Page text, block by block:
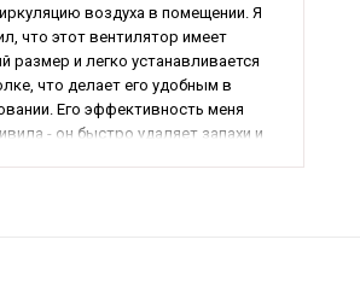
воздуха в помещении. Я
что этот вентилятор имеет
размер и легко устанавливается
что делает его удобным в
Его эффективность меня
- он быстро удаляет запахи и